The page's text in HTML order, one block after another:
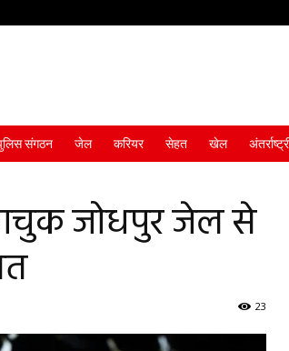
संगठन जेल करियर सेहत खेल
जोधपुर जेल से
23